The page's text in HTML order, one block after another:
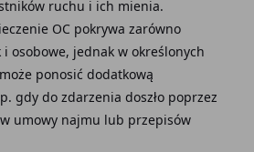
ruchu i ich mienia.
OCpokrywa zarówno
i osobowe, jednak w określonych
ponosić dodatkową
gdy do zdarzenia doszło poprzez
umowy najmu lub przepisów